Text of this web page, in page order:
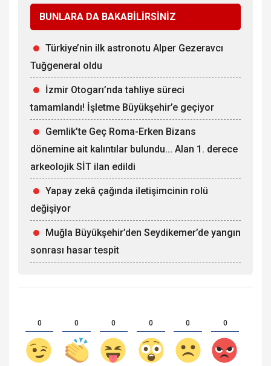
BUNLARA DA BAKABİLİRSİNİZ
Türkiye’nin ilk astronotu Alper Gezeravcı
Tuğgeneral oldu
İzmir Otogarı’nda tahliye süreci
tamamlandı! İşletme Büyükşehir’e geçiyor
Gemlik’te Geç Roma-Erken Bizans
dönemine ait kalıntılar bulundu... Alan 1. derece
arkeolojik SİT ilan edildi
Yapay zekâ çağında iletişimcinin rolü
değişiyor
Muğla Büyükşehir’den Seydikemer’de yangın
sonrası hasar tespit
0 0 0 0 0 0